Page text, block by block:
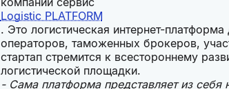
Logistic PLATFORM
. Это логистическая интернет-
операторов, таможенных брокеров,
стартап стремится к всестороннему
логистической площадки.
- Сама платформа представляет из